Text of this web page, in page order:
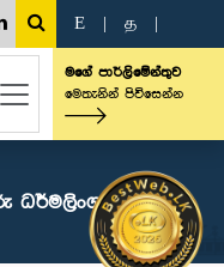
E த
මගේ පාර්ලිමේන්තුව
මෙතැනින් පිවිසෙන්න
ධර්මලිංගම්